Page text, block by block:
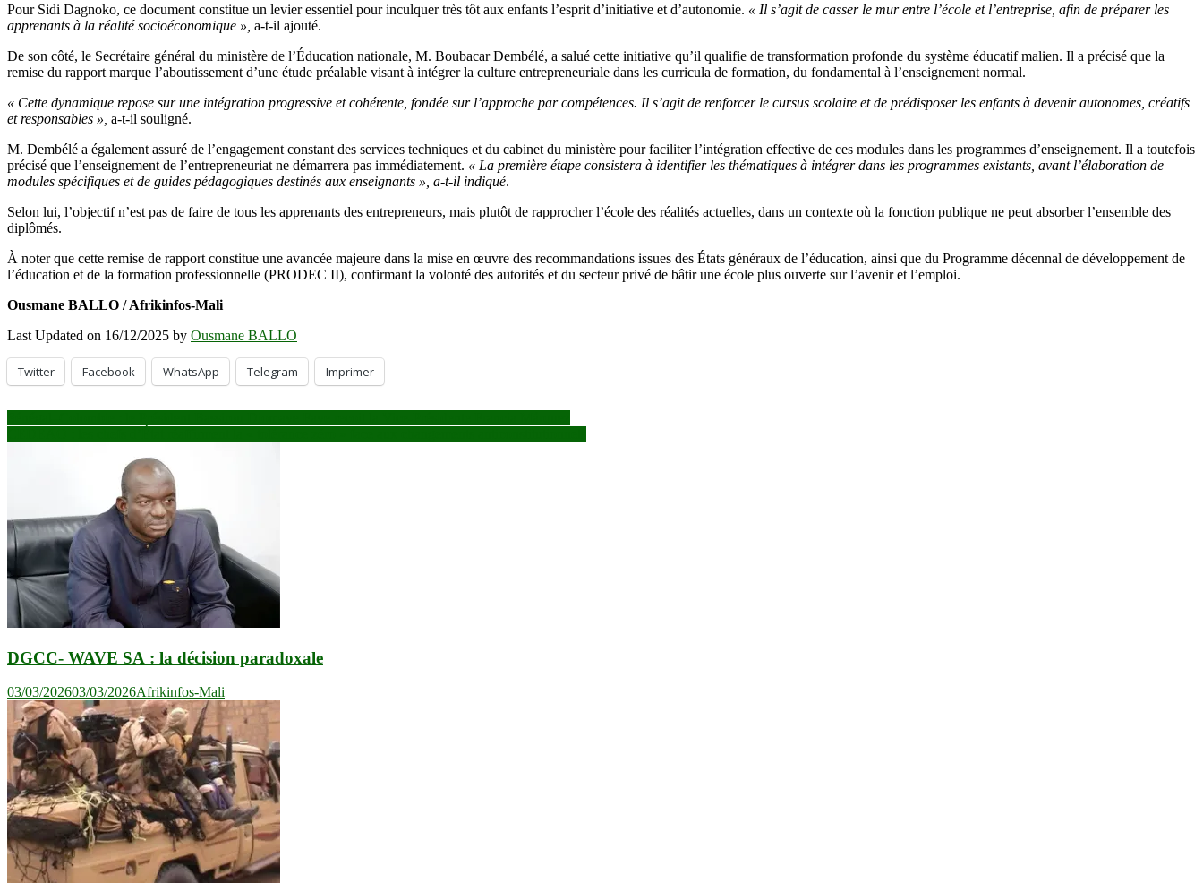
Pour Sidi Dagnoko, ce document constitue un levier essentiel pour inculquer très tôt aux enfants l’esprit d’initiative et d’autonomie. « Il s’agit de casser le mur entre l’école et l’entreprise, afin de préparer les
apprenants à la réalité socioéconomique », a-t-il ajouté.
De son côté, le Secrétaire général du ministère de l’Éducation nationale, M. Boubacar Dembélé, a salué cette initiative qu’il qualifie de transformation profonde du système éducatif malien. Il a précisé que la
remise du rapport marque l’aboutissement d’une étude préalable visant à intégrer la culture entrepreneuriale dans les curricula de formation, du fondamental à l’enseignement normal.
« Cette dynamique repose sur une intégration progressive et cohérente, fondée sur l’approche par compétences. Il s’agit de renforcer le cursus scolaire et de prédisposer les enfants à devenir autonomes, créatifs
et responsables », a-t-il souligné.
M. Dembélé a également assuré de l’engagement constant des services techniques et du cabinet du ministère pour faciliter l’intégration effective de ces modules dans les programmes d’enseignement. Il a toutefois
précisé que l’enseignement de l’entrepreneuriat ne démarrera pas immédiatement. « La première étape consistera à identifier les thématiques à intégrer dans les programmes existants, avant l’élaboration de
modules spécifiques et de guides pédagogiques destinés aux enseignants », a-t-il indiqué.
Selon lui, l’objectif n’est pas de faire de tous les apprenants des entrepreneurs, mais plutôt de rapprocher l’école des réalités actuelles, dans un contexte où la fonction publique ne peut absorber l’ensemble des
diplômés.
À noter que cette remise de rapport constitue une avancée majeure dans la mise en œuvre des recommandations issues des États généraux de l’éducation, ainsi que du Programme décennal de développement de
l’éducation et de la formation professionnelle (PRODEC II), confirmant la volonté des autorités et du secteur privé de bâtir une école plus ouverte sur l’avenir et l’emploi.
Ousmane BALLO / Afrikinfos-Mali
Last Updated on 16/12/2025 by Ousmane BALLO
Twitter Facebook WhatsApp Telegram Imprimer
Navigation
de
DGCC- WAVE SA : la décision paradoxale
03/03/202603/03/2026Afrikinfos-Mali